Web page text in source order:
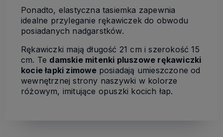
Ponadto, elastyczna tasiemka zapewnia
idealne przyleganie rękawiczek do obwodu
posiadanych nadgarstków.
Rękawiczki mają długość 21 cm i szerokość 15
cm. Te damskie mitenki pluszowe rękawiczki
kocie łapki zimowe posiadają umieszczone od
wewnętrznej strony naszywki w kolorze
różowym, imitujące opuszki kocich łap.